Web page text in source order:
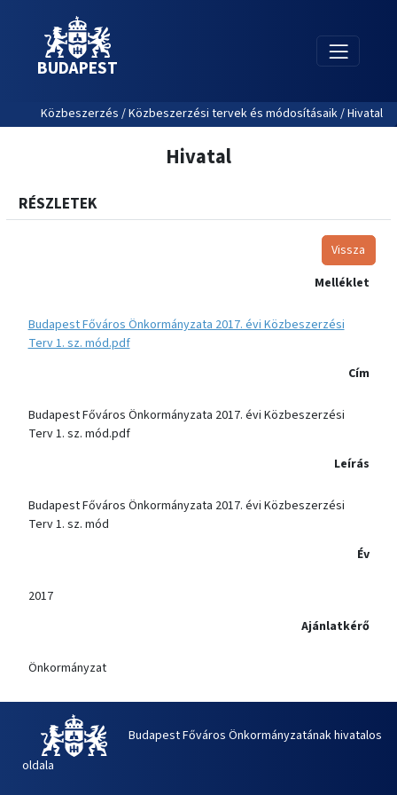
BUDAPEST
Közbeszerzés / Közbeszerzési tervek és módosításaik / Hivatal
Hivatal
RÉSZLETEK
Vissza
Melléklet
Budapest Főváros Önkormányzata 2017. évi Közbeszerzési
Terv 1. sz. mód.pdf
Cím
Budapest Főváros Önkormányzata 2017. évi Közbeszerzési
Terv 1. sz. mód.pdf
Leírás
Budapest Főváros Önkormányzata 2017. évi Közbeszerzési
Terv 1. sz. mód
Év
2017
Ajánlatkérő
Önkormányzat
Budapest Főváros Önkormányzatának hivatalos
oldala